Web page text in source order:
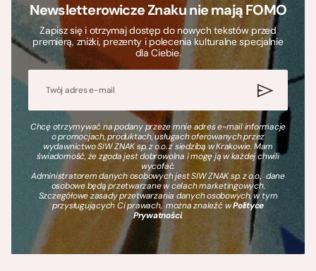
Newsletterowicze Znaku nie mają FOMO
Zapisz się i otrzymaj dostęp do nowych tekstów przed
premierą, zniżki, prezenty i polecenia kulturalne specjalnie
dla Ciebie.
Chcę otrzymywać na podany przeze mnie adres e-mail informacje
o promocjach, produktach, usługach oferowanych przez
wydawnictwo SIW ZNAK sp. z o.o. z siedzibą w Krakowie. Mam
świadomość, że zgoda jest dobrowolna i mogę ją w każdej chwili
wycofać.
Administratorem danych osobowych jest SIW ZNAK sp. z o.o., dane
osobowe będą przetwarzane w celach marketingowych.
Szczegółowe zasady przetwarzania danych osobowych, w tym
przysługujących Ci prawach, można znaleźć wPolityce
Prywatności.